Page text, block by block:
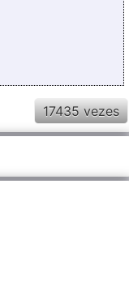
17435 vezes